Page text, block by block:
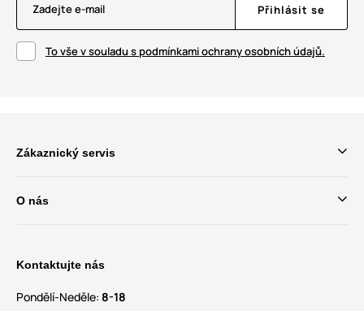
Zadejte e-mail Přihlásit se
To vše v souladu s podmínkami ochrany osobních údajů.
Zákaznický servis
O nás
Kontaktujte nás
Pondělí-Neděle: 8-18